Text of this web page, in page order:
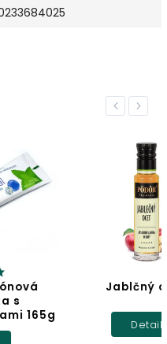
Previous
Jablčný ocot
Next